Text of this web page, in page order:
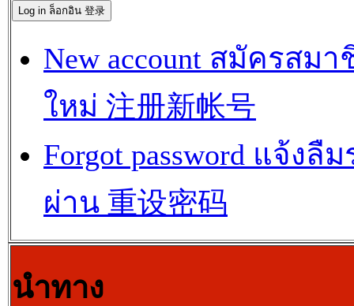
New account สมัครสมา
ใหม่ 注册新帐号
Forgot password แจ้งลื
ผ่าน 重设密码
นำทาง